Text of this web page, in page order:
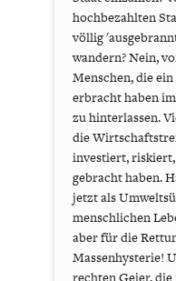
hochbezahlten
völlig
wandern? Nein,
Menschen, die
erbracht haben
zu hinterlassen.
die
investiert,
gebracht haben.
jetzt als
menschlichen
aber für die
Massenhysterie!
rechten Geier,